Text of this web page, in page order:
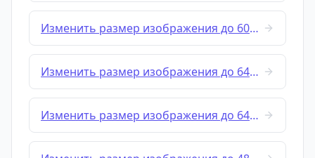
Изменить размер изображения до 600x600
Изменить размер изображения до 640x360
Изменить размер изображения до 640x480